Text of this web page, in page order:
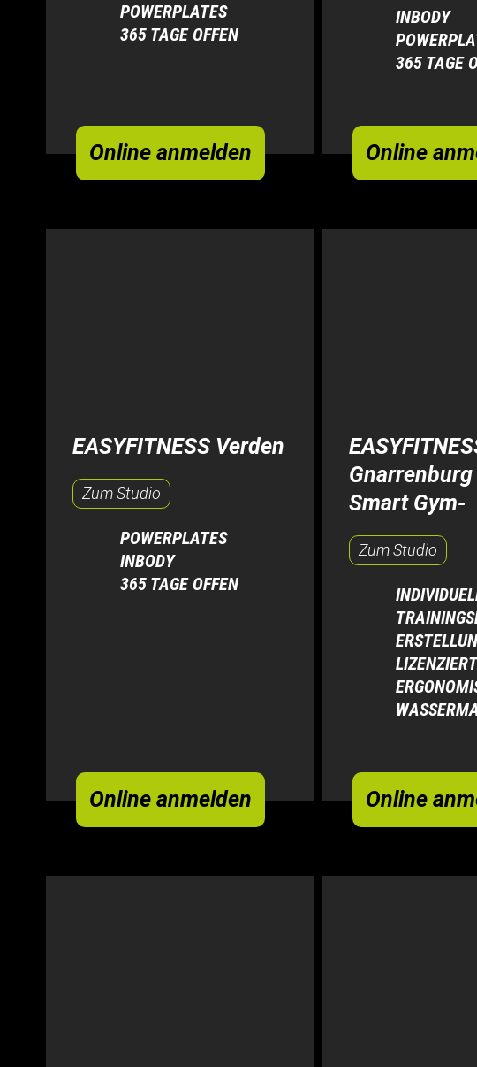
POWERPLATES
365 TAGE OFFEN
Online anmelden
INBODY
365 TAGE
Online
EASYFITNESS Verden
Zum Studio
POWERPLATES
INBODY
365 TAGE OFFEN
Online anmelden
Smart Gym-
Zum Studio
Online